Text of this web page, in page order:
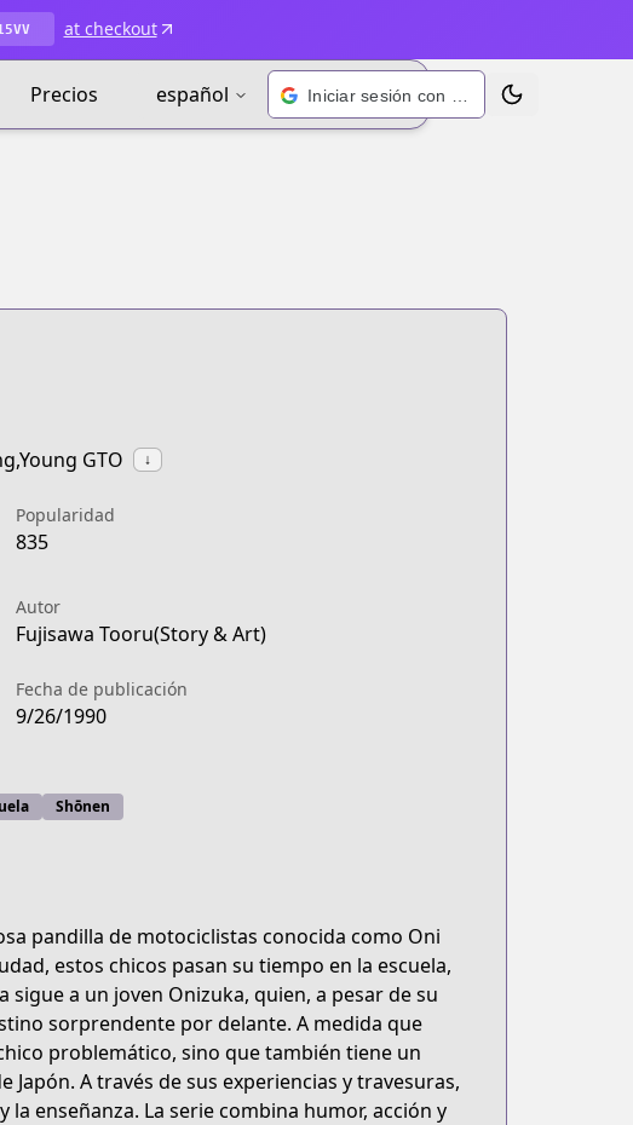
at checkout
Precios español Alternar tema
GTO ↓
Popularidad
835
Autor
Fujisawa Tooru(Story & Art)
Fecha de publicación
9/26/1990
Shōnen
pandilla de motociclistas conocida como Oni
estos chicos pasan su tiempo en la escuela,
a un joven Onizuka, quien, a pesar de su
sorprendente por delante. A medida que
problemático, sino que también tiene un
A través de sus experiencias y travesuras,
enseñanza. La serie combina humor, acción y